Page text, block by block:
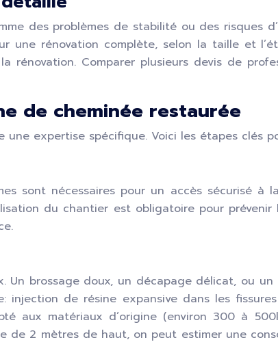
des problèmes de stabilité ou des risques
une rénovation complète, selon la taille et
Comparer plusieurs devis de
de cheminée restaurée
expertise spécifique. Voici les étapes clés
sont nécessaires pour un accès sécurisé à
du chantier est obligatoire pour prévenir
brossage doux, un décapage délicat, ou
de résine expansive dans les
aux matériaux d’origine (environ 300 à
de 2 mètres de haut, on peut estimer une